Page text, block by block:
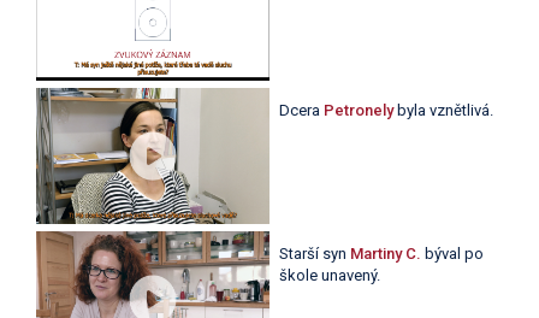
Dcera Petronely byla vznětlivá.
Starší syn Martiny C. býval po
škole unavený.